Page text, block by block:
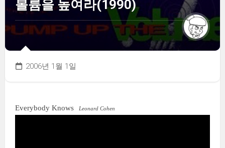
볼륨을 높여라(1990)
2006년 1월 1일
Everybody Knows Leonard Cohen